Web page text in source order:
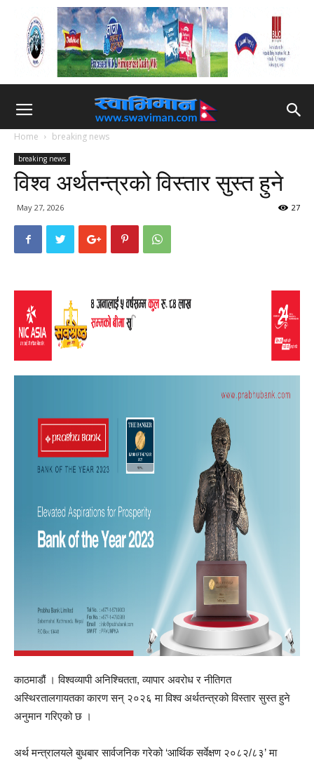
Home breaking news
breaking news
विश्व अर्थतन्त्रको विस्तार सुस्त हुने
May 27, 2026 27
काठमाडौं । विश्वव्यापी अनिश्चितता, व्यापार अवरोध र नीतिगत
अस्थिरतालगायतका कारण सन् २०२६ मा विश्व अर्थतन्त्रको विस्तार सुस्त हुने
अनुमान गरिएको छ ।
अर्थ मन्त्रालयले बुधबार सार्वजनिक गरेको ‘आर्थिक सर्वेक्षण २०८२/८३’ मा